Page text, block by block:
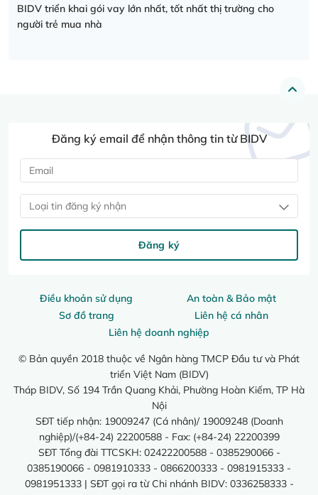
BIDV triển khai gói vay lớn nhất, tốt nhất thị trường cho
người trẻ mua nhà
Điều khoản sử dụng
An toàn & Bảo mật
Sơ đồ trang
Liên hệ cá nhân
Liên hệ doanh nghiệp
© Bản quyền 2018 thuộc về Ngân hàng TMCP Đầu tư và Phát
triển Việt Nam (BIDV)
Tháp BIDV, Số 194 Trần Quang Khải, Phường Hoàn Kiếm, TP Hà
Nội
SĐT tiếp nhận: 19009247 (Cá nhân)/ 19009248 (Doanh
nghiệp)/(+84-24) 22200588 - Fax: (+84-24) 22200399
SĐT Tổng đài TTCSKH: 02422200588 - 0385290066 -
0385190066 - 0981910333 - 0866200333 - 0981915333 -
0981951333 | SĐT gọi ra từ Chi nhánh BIDV: 0336258333 -
Đăng ký email để nhận thông tin từ BIDV
Loại tin đăng ký nhận
Đăng ký